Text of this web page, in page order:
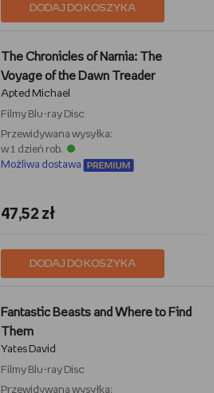
DODAJ DO KOSZYKA
The Chronicles of Narnia: The
Voyage of the Dawn Treader
Apted Michael
Filmy Blu-ray Disc
Przewidywana wysyłka:
w 1 dzień rob.
Możliwa dostawa
47,52 zł
DODAJ DO KOSZYKA
Fantastic Beasts and Where to Find
Them
Yates David
Filmy Blu-ray Disc
Przewidywana wysyłka: